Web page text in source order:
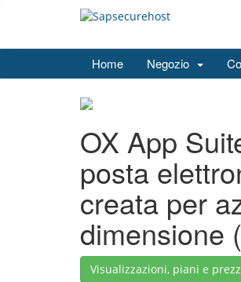
Home Negozio
OX App
posta
creata per
dimensione
Visualizzazioni, piani e